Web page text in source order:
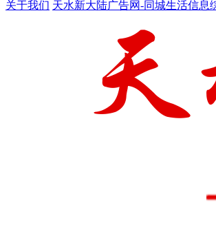
关于我们 天水新大陆广告网-同城生活信息